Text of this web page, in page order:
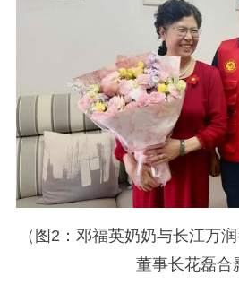
（图2：邓福英奶奶与长江万
董事长花磊合